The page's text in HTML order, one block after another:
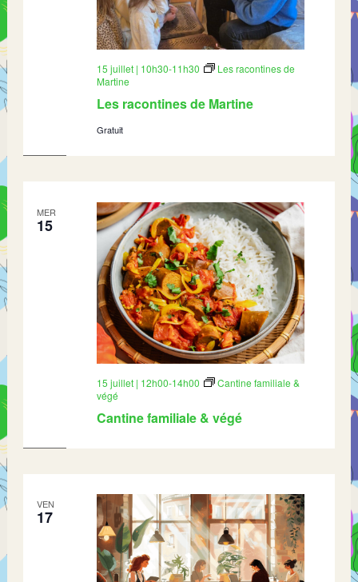
Les racontines de Martine
15 juillet | 10h30-11h30
Les racontines de
Martine
Gratuit
MER
15
Cantine familiale & végé
15 juillet | 12h00-14h00
Cantine familiale &
végé
VEN
17